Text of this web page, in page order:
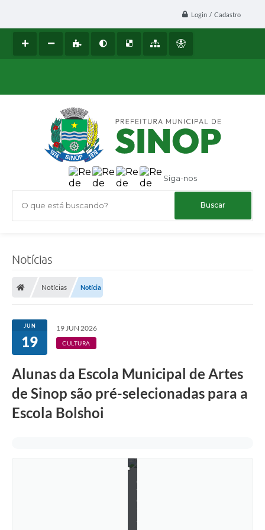
Login / Cadastro
Siga-nos
O que está buscando?
Notícias
Notícias Notícia
JUN
19
19 JUN 2026
CULTURA
Alunas da Escola Municipal de Artes
de Sinop são pré-selecionadas para a
Escola Bolshoi
o
t
o